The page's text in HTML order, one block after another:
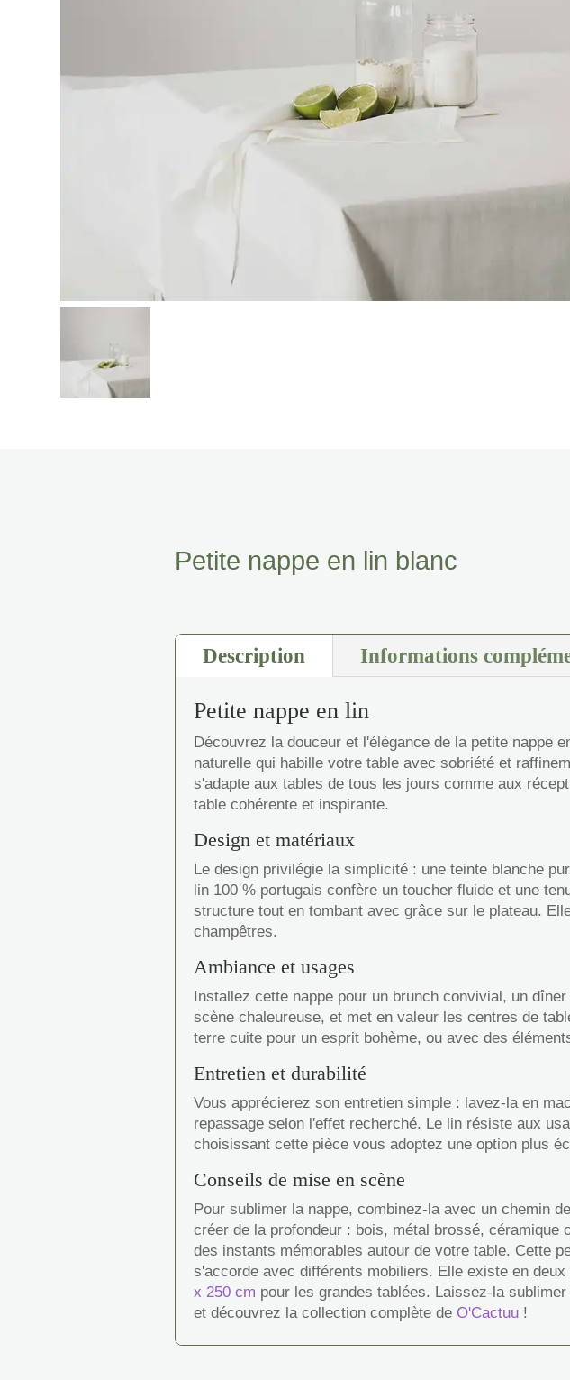
Petite nappe en lin blanc
Description Informations
Petite nappe en lin
Découvrez la douceur et l'élégance de la petite nappe
naturelle qui habille votre table avec sobriété et
s'adapte aux tables de tous les jours comme aux
table cohérente et inspirante.
Design et matériaux
Le design privilégie la simplicité : une teinte blanche
lin 100 % portugais confère un toucher fluide et une
structure tout en tombant avec grâce sur le plateau.
champêtres.
Ambiance et usages
Installez cette nappe pour un brunch convivial, un
scène chaleureuse, et met en valeur les centres de
terre cuite pour un esprit bohème, ou avec des
Entretien et durabilité
Vous apprécierez son entretien simple : lavez-la en
repassage selon l'effet recherché. Le lin résiste aux
choisissant cette pièce vous adoptez une option plus
Conseils de mise en scène
Pour sublimer la nappe, combinez-la avec un chemin
créer de la profondeur : bois, métal brossé,
des instants mémorables autour de votre table. Cette
s'accorde avec différents mobiliers. Elle existe en
x 250 cm pour les grandes tablées. Laissez-la
et découvrez la collection complète de O'Cactuu!